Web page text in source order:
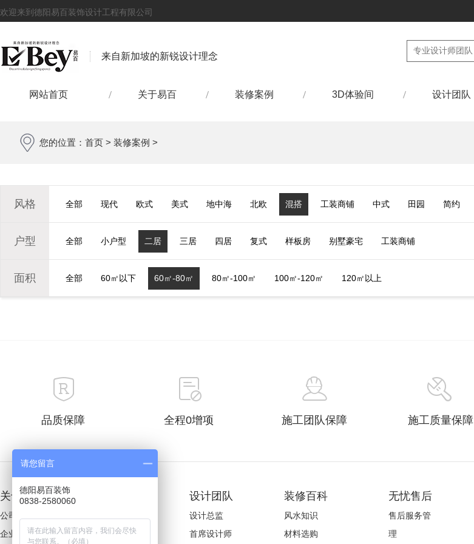
欢迎来到德阳易百装饰设计工程有限公司
来自新加坡的新锐设计理念
网站首页 关于易百 装修案例 3D体验间 设计团队
您的位置： 首页 > 装修案例 >
风格 全部 现代 欧式 美式 地中海 北欧 混搭 工装商铺 中式 田园 简约
户型 全部 小户型 二居 三居 四居 复式 样板房 别墅豪宅 工装商铺
面积 全部 60㎡以下 60㎡-80㎡ 80㎡-100㎡ 100㎡-120㎡ 120㎡以上
品质保障 全程0增项 施工团队保障 施工质量保障
关于易百
公司简介
企业文化
美式风格
设计团队
设计总监
首席设计师
装修百科
风水知识
材料选购
无忧售后
售后服务管
理
请您留言
德阳易百装饰
0838-2580060